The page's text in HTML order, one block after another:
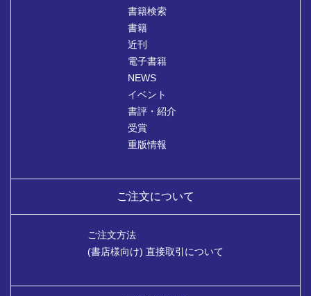
書籍検索
書籍
近刊
電子書籍
NEWS
イベント
書評・紹介
受賞
重版情報
ご注文について
ご注文方法
(書店様向け) 直接取引について